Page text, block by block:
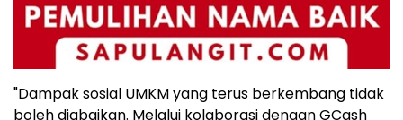
"Dampak sosial UMKM yang terus berkembang tidak
boleh diabaikan. Melalui kolaborasi dengan GCash